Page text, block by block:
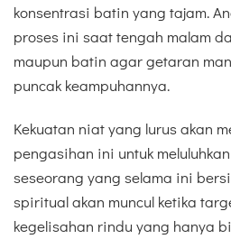
konsentrasi batin yang tajam.
proses ini saat tengah malam
maupun batin agar getaran
puncak keampuhannya.
Kekuatan niat yang lurus akan
pengasihan ini untuk
seseorang yang selama ini
spiritual akan muncul ketika
kegelisahan rindu yang hanya